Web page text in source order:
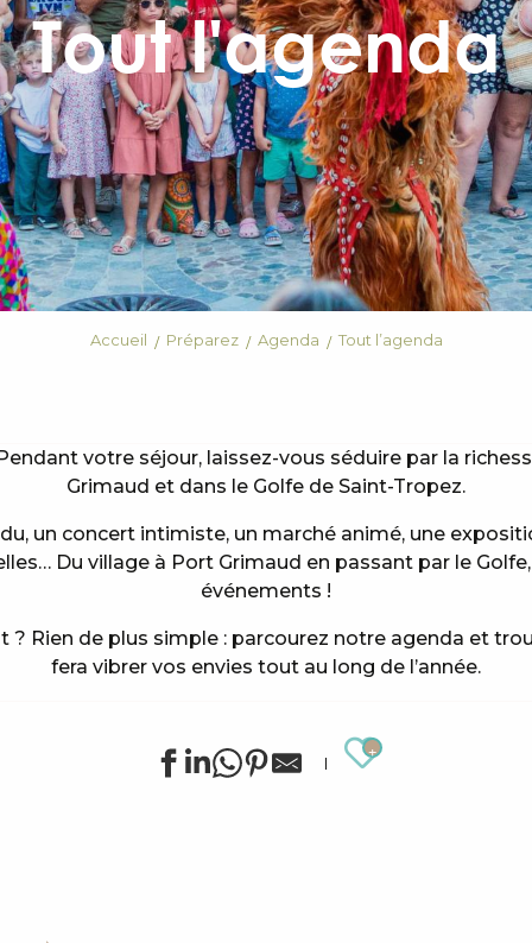
Tout l'agenda
Accueil Préparez Agenda Tout l’agenda
votre séjour, laissez-vous séduire par la
Grimaud et dans le Golfe de Saint-Tropez.
un concert intimiste, un marché animé, une
Du village à Port Grimaud en passant par le
événements !
? Rien de plus simple : parcourez notre agenda et
fera vibrer vos envies tout au long de l’année.
Ajouter